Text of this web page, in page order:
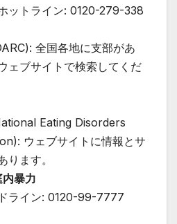
ットライン: 0120-279-338
全国各地に支部があ
ェブサイトで検索してくだ
Eating Disorders
ウェブサイトに情報とサ
ります。
暴力
ライン: 0120-99-7777